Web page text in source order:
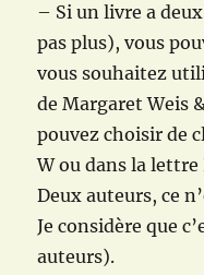
– Si un livre a
pas plus), vous
vous souhaitez
de Margaret Weis
pouvez choisir de
W ou dans la
Deux auteurs, ce
Je considère que
auteurs).